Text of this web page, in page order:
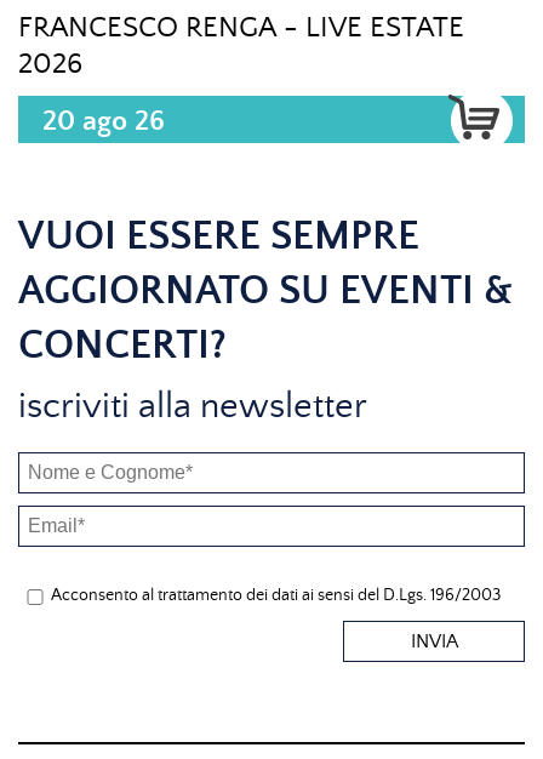
FRANCESCO RENGA - LIVE ESTATE
2026
20 ago 26
VUOI ESSERE SEMPRE
AGGIORNATO SU EVENTI &
CONCERTI?
iscriviti alla newsletter
Acconsento al trattamento dei dati ai sensi del D.Lgs. 196/2003
INVIA